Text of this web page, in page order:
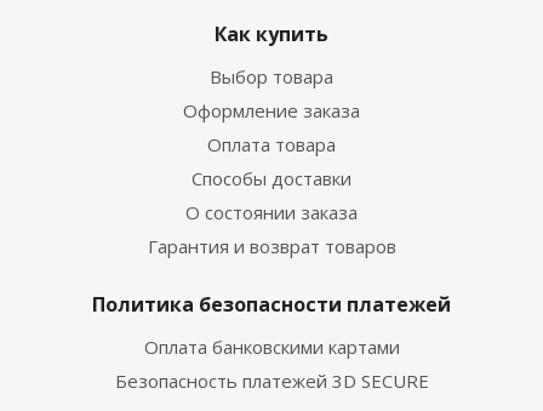
Как купить
Выбор товара
Оформление заказа
Оплата товара
Способы доставки
О состоянии заказа
Гарантия и возврат товаров
Политика безопасности платежей
Оплата банковскими картами
Безопасность платежей 3D SECURE